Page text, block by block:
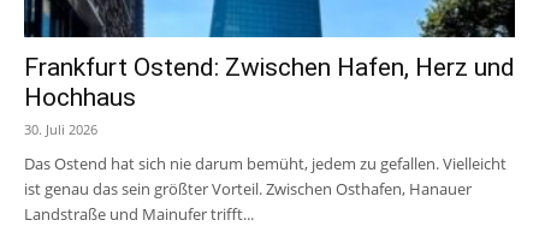
Frankfurt Ostend: Zwischen Hafen, Herz und
Hochhaus
30. Juli 2026
Das Ostend hat sich nie darum bemüht, jedem zu gefallen. Vielleicht
ist genau das sein größter Vorteil. Zwischen Osthafen, Hanauer
Landstraße und Mainufer trifft...